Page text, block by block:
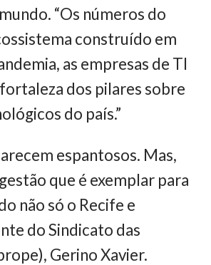
“Os números do
construído em
as empresas de TI
dos pilares sobre
do país.”
espantosos. Mas,
que é exemplar para
não só o Recife e
do Sindicato das
Gerino Xavier.